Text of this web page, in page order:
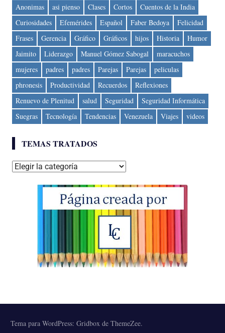
Anonimas
asi pienso Clases Cortos
Cuentos de la India
Curiosidades
Efemérides Español Faber Bedoya
Felicidad
Frases
Gerencia Gráfico Gráficos hijos Historia
Humor
Jaimito
Liderazgo Manuel Gómez Sabogal
maracuchos
mujeres
padres padres Parejas Parejas
peliculas
phronesis
Productividad Recuerdos
Reflexiones
Renuevo de Plenitud
salud Seguridad
Seguridad Informática
Suegras
Tecnología Tendencias Venezuela Viajes videos
TEMAS TRATADOS
Temas
Tema para WordPress: Gridbox de ThemeZee.